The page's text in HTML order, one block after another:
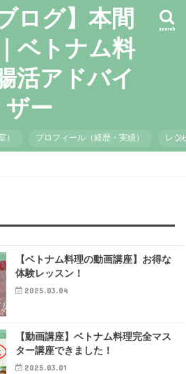
ログ】本間
ベトナム料
活アドバイ
ザー
search
） プロフィール（経歴・実績） レシ
【ベトナム料理の動画講座】お得な
体験レッスン！
2025.03.04
【動画講座】ベトナム料理完全マス
ター講座できました！
2025.03.01